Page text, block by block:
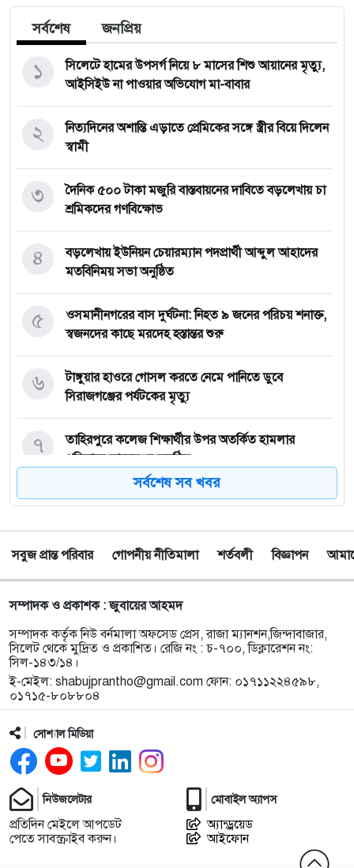
সর্বশেষ জনপ্রিয়
সিলেটে হামের উপসর্গ নিয়ে ৮ মাসের শিশু আয়ানের মৃত্যু,
আইসিইউ না পাওয়ার অভিযোগ মা-বাবার
১
নিত্যদিনের অশান্তি এড়াতে প্রেমিকের সঙ্গে স্ত্রীর বিয়ে দিলেন
স্বামী
২
দৈনিক ৫০০ টাকা মজুরি বাস্তবায়নের দাবিতে বড়লেখায় চা
শ্রমিকদের গণবিক্ষোভ
৩
বড়লেখায় ইউনিয়ন চেয়ারম্যান পদপ্রার্থী আব্দুল আহাদের
মতবিনিময় সভা অনুষ্ঠিত
৪
‎ওসমানীনগরের বাস দুর্ঘটনা: নিহত ৯ জনের পরিচয় শনাক্ত,
স্বজনদের কাছে মরদেহ হস্তান্তর শুরু
৫
টাঙ্গুয়ার হাওরে গোসল করতে নেমে পানিতে ডুবে
সিরাজগঞ্জের পর্যটকের মৃত্যু
৬
তাহিরপুরে কলেজ শিক্ষার্থীর উপর অতর্কিত হামলার
প্রতিবাদে মানববন্ধন অনুষ্ঠিত
৭
পাঁচ বন্ধু মিলে ঘুরতে এসেছিলেন সিলেট, কফিনবন্দি হয়ে
৮
সিলেটে অনুষ্ঠান শেষে ফেরার পথে সড়ক দুর্ঘটনায় প্রাণ গেল
তরুণ শিল্পী পেহেলী ভৈরবীর
ওসমানীনগরে ইউনিক ও বেঙ্গল পরিবহনের সংঘর্ষ, নিহত ৯
আহত অন্তত ২৫
১০
ফেসবুক অ্যাড পেমেন্টে যুক্ত হলো ‘বিকাশ
১১
সিলেটে চার বছরের শিশু ফাহিমা ধর্ষণ ও হত্যা মামলায়
জাকিরের ফাঁসি, ৫ লাখ টাকা জরিমানা
১২
নয়াদিল্লিতে সাজাপ্রাপ্ত গণহত্যাকারী শেখ হাসিনাকে
সংবাদমাধ্যমের মুখোমুখি হতে দেওয়ায় ঢাকার তীব্র ক্ষোভ
১৩
সর্বশেষ সব খবর
সবুজ প্রান্ত পরিবার গোপনীয় নীতিমালা শর্তবলী বিজ্ঞাপন
সম্পাদক ও প্রকাশক : জুবায়ের আহমদ
সম্পাদক কর্তৃক নিউ বর্নমালা অফসেড প্রেস, রাজা ম্যানশন,জিন্দাবাজার,
সিলেট থেকে মুদ্রিত ও প্রকাশিত। রেজি নং : চ-৭০০, ডিক্লারেশন নং:
সিল-১৪৩/১৪।
ই-মেইল: shabujprantho@gmail.com ফোন: ০১৭১১২২৪৫৯৮,
০১৭১৫-৮০৮৮০৪
সোশ্যাল মিডিয়া
নিউজলেটার
প্রতিদিন মেইলে আপডেট
পেতে সাবস্ক্রাইব করুন।
মোবাইল অ্যাপস
অ্যান্ড্রয়েড
আইফোন